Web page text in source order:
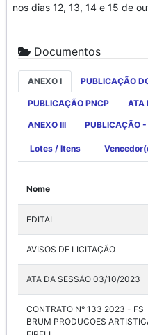
nos dias 12, 13, 14 e 15 de
Documentos
ANEXO I PUBLICAÇÃO
PUBLICAÇÃO PNCP ATA
ANEXO III PUBLICAÇÃO -
Lotes / Itens
Nome
EDITAL
AVISOS DE LICITAÇÃO
ATA DA SESSÃO 03/10/2023
CONTRATO N° 133 2023 - FS
BRUM PRODUCOES